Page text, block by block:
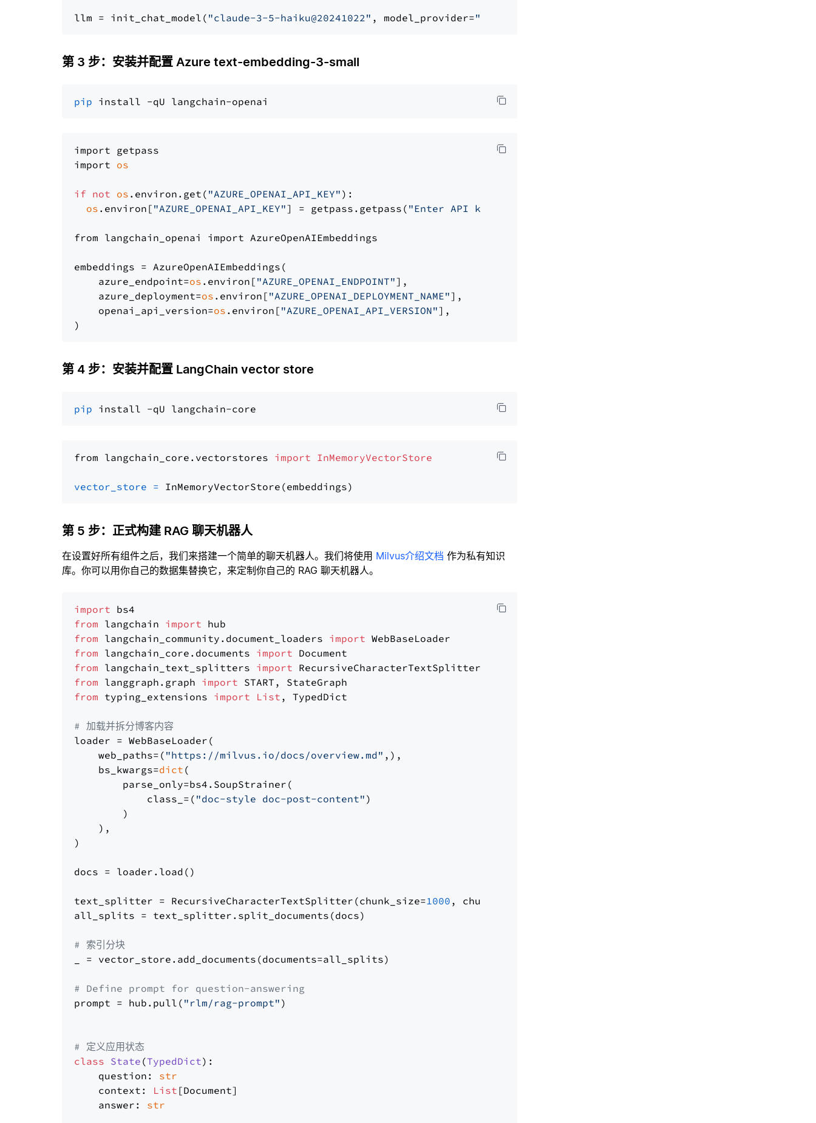
llm = init_chat_model( "claude-3-5-haiku@20241022" , model_provider="google_vertexai"
第 3 步：安装并配置 Azure text-embedding-3-small
pip
import getpass
import os
if not os .environ.get( "AZURE_OPENAI_API_KEY" ):
os .environ[ "AZURE_OPENAI_API_KEY"] = getpass.getpass( "Enter API key for Azure: "
from langchain_openai import AzureOpenAIEmbeddings
embeddings = AzureOpenAIEmbeddings(
    azure_endpoint=
os .environ[ "AZURE_OPENAI_ENDPOINT"],
    azure_deployment=
os .environ[ "AZURE_OPENAI_DEPLOYMENT_NAME"],
    openai_api_version=
os .environ[ "AZURE_OPENAI_API_VERSION"],
第 4 步：安装并配置 LangChain vector store
pip
from langchain_core.vectorstores import InMemoryVectorStore
vector_store =
第 5 步：正式构建 RAG 聊天机器人
在设置好所有组件之后，我们来搭建一个简单的聊天机器人。我们将使用 Milvus介绍文档 作为私有知识
库。你可以用你自己的数据集替换它，来定制你自己的 RAG 聊天机器人。
import
from langchain import
from langchain_community.document_loaders import
from langchain_core.documents import
from langchain_text_splitters import
from langgraph.graph import
from typing_extensions import List , TypedDict
# 加载并拆分博客内容
loader = WebBaseLoader(
    web_paths=(
"https://milvus.io/docs/overview.md" ,),
    bs_kwargs=
dict (
        parse_only=bs4.SoupStrainer(
            class_=(
"doc-style doc-post-content" )
        )
    ),
)
docs = loader.load()
text_splitter = RecursiveCharacterTextSplitter(chunk_size=1000 , chunk_overlap=
all_splits = text_splitter.split_documents(docs)
# 索引分块
_ = vector_store.add_documents(documents=all_splits)
# Define prompt for question-answering
prompt = hub.pull( "rlm/rag-prompt" )
# 定义应用状态
class State (TypedDict):
    question:
str
    context:
List [Document]
    answer:
str